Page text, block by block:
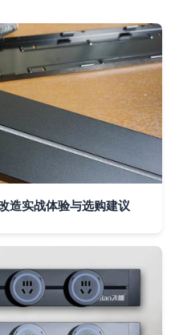
造实战体验与选购建议